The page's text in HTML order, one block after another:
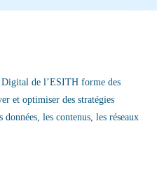
de l’ESITH forme des
et optimiser des stratégies
les contenus, les réseaux